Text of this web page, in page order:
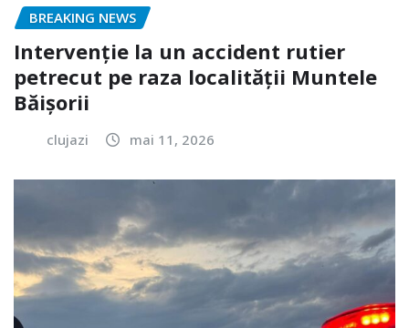
BREAKING NEWS
Intervenție la un accident rutier
petrecut pe raza localității Muntele
Băișorii
clujazi mai 11, 2026